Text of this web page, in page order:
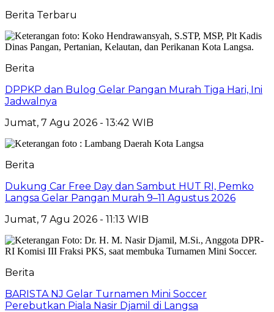
Berita Terbaru
Berita
DPPKP dan Bulog Gelar Pangan Murah Tiga Hari, Ini
Jadwalnya
Jumat, 7 Agu 2026 - 13:42 WIB
Berita
Dukung Car Free Day dan Sambut HUT RI, Pemko
Langsa Gelar Pangan Murah 9–11 Agustus 2026
Jumat, 7 Agu 2026 - 11:13 WIB
Berita
BARISTA NJ Gelar Turnamen Mini Soccer
Perebutkan Piala Nasir Djamil di Langsa